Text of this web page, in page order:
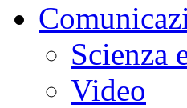
Scienza
Video